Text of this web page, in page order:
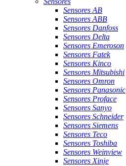
Sensores AB
Sensores ABB
Sensores Danfoss
Sensores Delta
Sensores Emeroson
Sensores Fatek
Sensores Kinco
Sensores Mitsubishi
Sensores Omron
Sensores Panasonic
Sensores Proface
Sensores Sanyo
Sensores Schneider
Sensores Siemens
Sensores Teco
Sensores Toshiba
Sensores Weinview
Sensores Xinje